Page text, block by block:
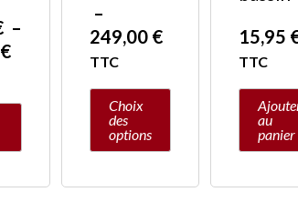
–
€
–
249,00 €
TTC
Choix
des
options
la
page
du
produit
15,95
TTC
au
panier